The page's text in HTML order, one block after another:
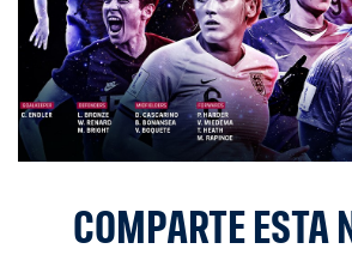
COMPARTE ESTA